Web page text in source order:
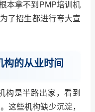
本拿不到PMP培训机
了招生都进行夸大宣
的从业时间
构是半路出家，看到
这些机构缺少沉淀，